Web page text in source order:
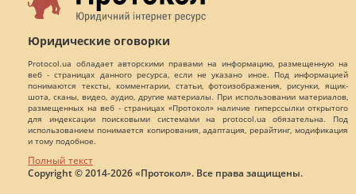
Юридические оговорки
Protocol.ua обладает авторскими правами на информацию, размещенную на
веб - страницах данного ресурса, если не указано иное. Под информацией
понимаются тексты, комментарии, статьи, фотоизображения, рисунки, ящик-
шота, сканы, видео, аудио, другие материалы. При использовании материалов,
размещенных на веб - страницах «Протокол» наличие гиперссылки открытого
для индексации поисковыми системами на protocol.ua обязательна. Под
использованием понимается копирования, адаптация, рерайтинг, модификация
и тому подобное.
Полный текст
Copyright © 2014-2026 «Протокол». Все права защищены.